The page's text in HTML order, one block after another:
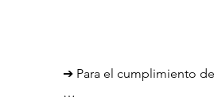
➔ Para el cumplimiento